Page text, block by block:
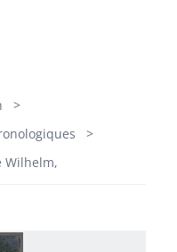
Wilhelm,